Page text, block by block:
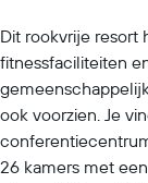
Dit rookvrije resort
fitnessfaciliteiten
ook voorzien. Je
26 kamers met